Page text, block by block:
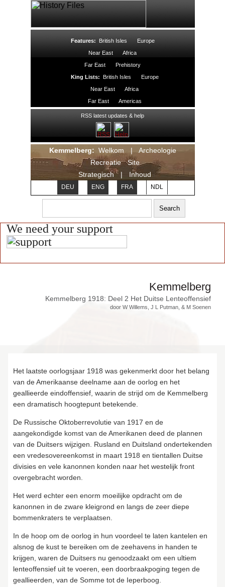
Features: British Isles
Europe
Near East
Africa
Far East
Prehistory
King Lists: British Isles
Europe
Near East
Africa
Far East
Americas
RSS latest updates & help
Kemmelberg: Welkom |
Archeologie
Recreatie
Site
Strategisch | Inhoud
DEU ENG FRA NDL
We need your support
Kemmelberg
Kemmelberg 1918: Deel 2 Het Duitse Lenteoffensief
door W Willems, J L Putman, & M Soenen
Het laatste oorlogsjaar 1918 was gekenmerkt door het belang
van de Amerikaanse deelname aan de oorlog en het
geallieerde eindoffensief, waarin de strijd om de Kemmelberg
een dramatisch hoogtepunt betekende.
De Russische Oktoberrevolutie van 1917 en de
aangekondigde komst van de Amerikanen deed de plannen
van de Duitsers wijzigen. Rusland en Duitsland ondertekenden
een vredesovereenkomst in maart 1918 en tientallen Duitse
divisies en vele kanonnen konden naar het westelijk front
overgebracht worden.
Het werd echter een enorm moeilijke opdracht om de
kanonnen in de zware kleigrond en langs de zeer diepe
bommenkraters te verplaatsen.
In de hoop om de oorlog in hun voordeel te laten kantelen en
alsnog de kust te bereiken om de zeehavens in handen te
krijgen, waren de Duitsers nu genoodzaakt om een ultiem
lenteoffensief uit te voeren, een doorbraakpoging tegen de
geallieerden, van de Somme tot de Ieperboog.